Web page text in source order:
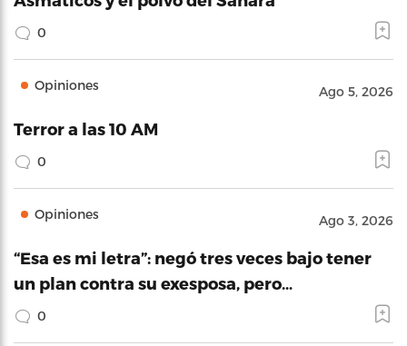
0
Opiniones Ago 5, 2026
Terror a las 10 AM
0
Opiniones Ago 3, 2026
“Esa es mi letra”: negó tres veces bajo tener
un plan contra su exesposa, pero…
0